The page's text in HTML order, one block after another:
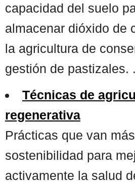
capacidad del suelo
almacenar dióxido de
la agricultura de
gestión de pastizales.
Técnicas de
regenerativa
Prácticas que van
sostenibilidad para
activamente la salud